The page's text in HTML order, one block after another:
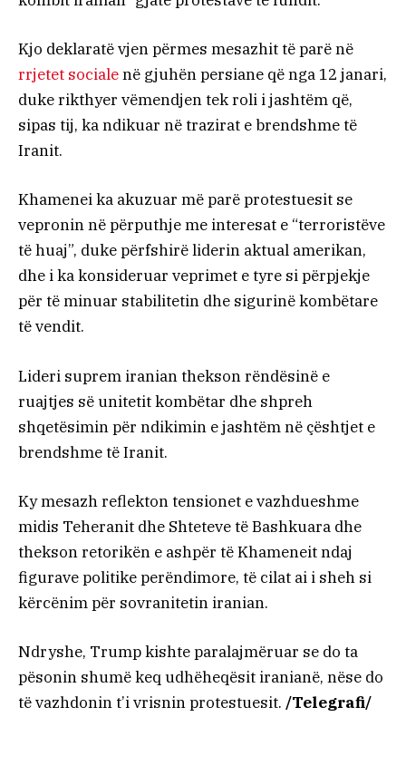
Kjo deklaratë vjen përmes mesazhit të parë në
rrjetet socialenë gjuhën persiane që nga 12 janari,
duke rikthyer vëmendjen tek roli i jashtëm që,
sipas tij, ka ndikuar në trazirat e brendshme të
Iranit.
Khamenei ka akuzuar më parë protestuesit se
vepronin në përputhje me interesat e “terroristëve
të huaj”, duke përfshirë liderin aktual amerikan,
dhe i ka konsideruar veprimet e tyre si përpjekje
për të minuar stabilitetin dhe sigurinë kombëtare
të vendit.
Lideri suprem iranian thekson rëndësinë e
ruajtjes së unitetit kombëtar dhe shpreh
shqetësimin për ndikimin e jashtëm në çështjet e
brendshme të Iranit.
Ky mesazh reflekton tensionet e vazhdueshme
midis Teheranit dhe Shteteve të Bashkuara dhe
thekson retorikën e ashpër të Khameneit ndaj
figurave politike perëndimore, të cilat ai i sheh si
kërcënim për sovranitetin iranian.
Ndryshe, Trump kishte paralajmëruar se do ta
pësonin shumë keq udhëheqësit iranianë, nëse do
të vazhdonin t’i vrisnin protestuesit. /Telegrafi/